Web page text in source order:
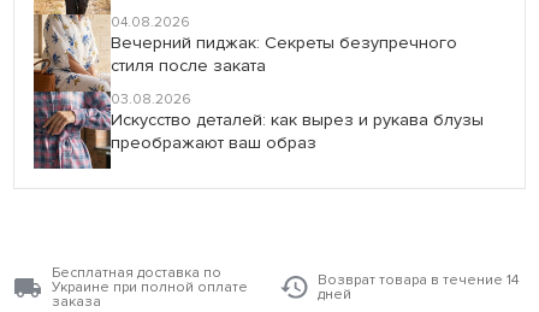
04.08.2026
Вечерний пиджак: Секреты безупречного
стиля после заката
03.08.2026
Искусство деталей: как вырез и рукава блузы
преображают ваш образ
Бесплатная доставка по
Украине при полной оплате
заказа
Возврат товара в течение 14
дней